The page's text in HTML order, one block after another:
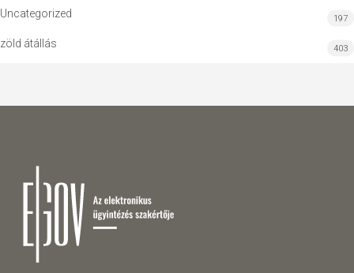
Uncategorized 197
zöld átállás 403